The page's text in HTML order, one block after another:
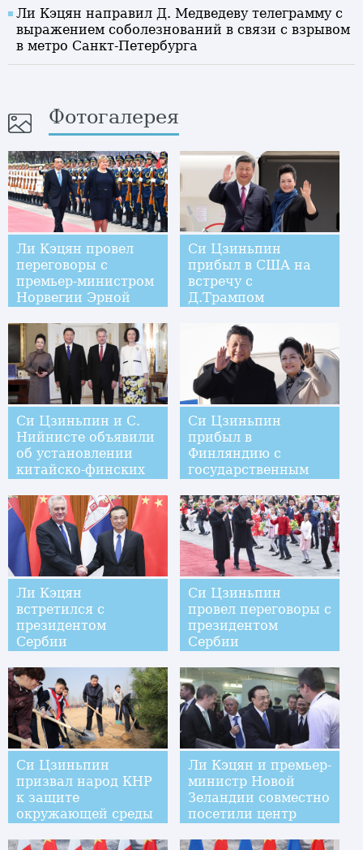
Ли Кэцян направил Д. Медведеву телеграмму с
выражением соболезнований в связи с взрывом
в метро Санкт-Петербурга
Фотогалерея
Ли Кэцян провел
переговоры с
премьер-министром
Норвегии Эрной
Си Цзиньпин
прибыл в США на
встречу с
Д.Трампом
Си Цзиньпин и С.
Нийнисте объявили
об установлении
китайско-финских
сотрудничества и
партнерства нового
типа,
ориентированных
на будущее
Си Цзиньпин
прибыл в
Финляндию с
государственным
Ли Кэцян
встретился с
президентом
Сербии
Си Цзиньпин
провел переговоры с
президентом
Сербии
Си Цзиньпин
призвал народ КНР
к защите
окружающей среды
Ли Кэцян и премьер-
министр Новой
Зеландии совместно
посетили центр
разработок